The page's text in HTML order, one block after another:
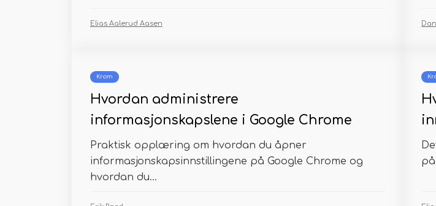
Elias Aalerud Aasen
Krom
Hvordan administrere
informasjonskapslene i Google Chrome
Praktisk opplæring om hvordan du åpner
informasjonskapsinnstillingene på Google Chrome og
hvordan du...